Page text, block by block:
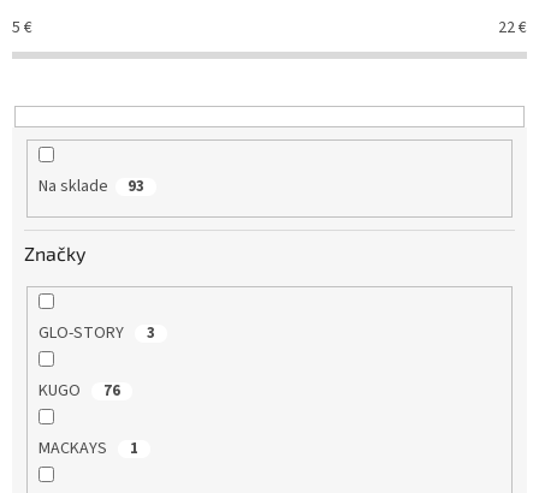
e
p
r
d
5 € 22€
Na sklade 93
Značky
GLO-STORY 3
KUGO 76
MACKAYS 1